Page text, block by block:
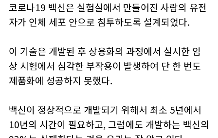
코로나19 백신은 실험실에서 만들어진 사람의 유전
자가 인체 세포 안으로 침투하도록 설계되었다.
이 기술은 개발된 후 상용화의 과정에서 실시한 임
상 시험에서 심각한 부작용이 발생하여 단 한 번도
제품화에 성공하지 못했다.
백신이 정상적으로 개발되기 위해서 최소 5년에서
10년의 시간이 필요하고, 그럼에도 개발하는 백신의